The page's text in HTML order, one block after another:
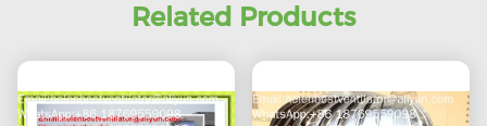
Related Products